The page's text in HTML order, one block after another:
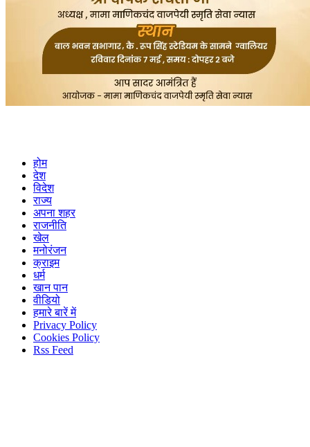
होम
देश
विदेश
राज्य
अपना शहर
राजनीति
खेल
मनोरंजन
क्राइम
धर्म
खान पान
वीडियो
हमारे बारें में
Privacy Policy
Cookies Policy
Rss Feed